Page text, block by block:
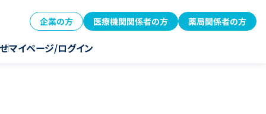
企業の方 医療機関関係者の方 薬局関係者の方
マイページ/ログイン